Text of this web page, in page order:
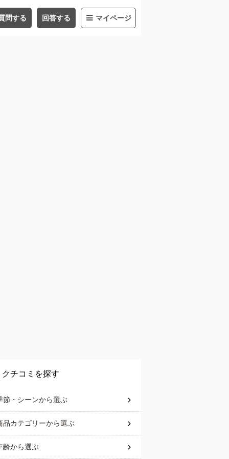
問する 回答する マイページ
クチコミを探す
節・シーンから選ぶ
品カテゴリーから選ぶ
齢から選ぶ